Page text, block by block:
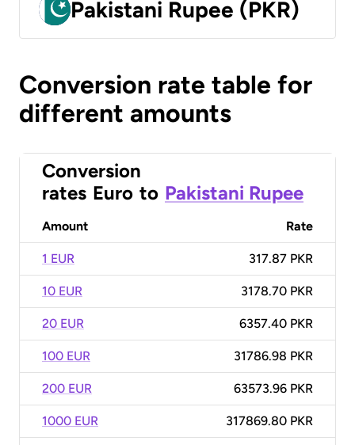
Pakistani Rupee (PKR)
Conversion rate table for
different amounts
Conversion
rates Euro to Pakistani Rupee
Amount Rate
1 EUR 317.87 PKR
10 EUR 3178.70 PKR
20 EUR 6357.40 PKR
100 EUR 31786.98 PKR
200 EUR 63573.96 PKR
1000 EUR 317869.80 PKR